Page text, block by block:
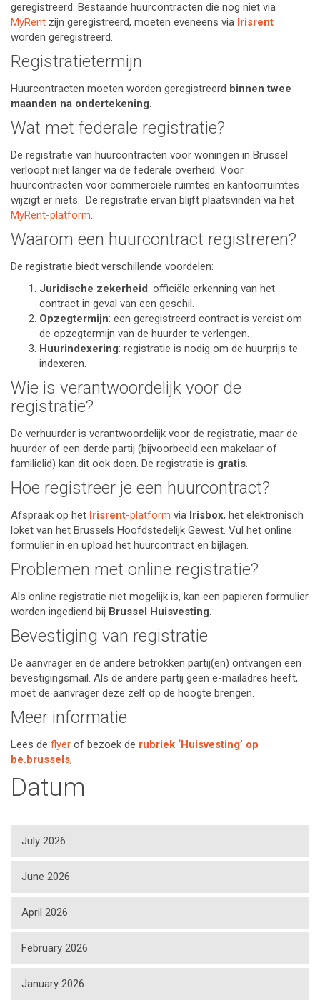
geregistreerd. Bestaande huurcontracten die nog niet via
MyRent zijn geregistreerd, moeten eveneens via Irisrent
worden geregistreerd.
Registratietermijn
Huurcontracten moeten worden geregistreerd binnen twee
maanden na ondertekening.
Wat met federale registratie?
De registratie van huurcontracten voor woningen in Brussel
verloopt niet langer via de federale overheid. Voor
huurcontracten voor commerciële ruimtes en kantoorruimtes
wijzigt er niets. De registratie ervan blijft plaatsvinden via het
MyRent-platform.
Waarom een huurcontract registreren?
De registratie biedt verschillende voordelen:
Juridische zekerheid: officiële erkenning van het
contract in geval van een geschil.
Opzegtermijn: een geregistreerd contract is vereist om
de opzegtermijn van de huurder te verlengen.
Huurindexering: registratie is nodig om de huurprijs te
indexeren.
Wie is verantwoordelijk voor de
registratie?
De verhuurder is verantwoordelijk voor de registratie, maar de
huurder of een derde partij (bijvoorbeeld een makelaar of
familielid) kan dit ook doen. De registratie is gratis.
Hoe registreer je een huurcontract?
Afspraak op het Irisrent-platform via Irisbox, het elektronisch
loket van het Brussels Hoofdstedelijk Gewest. Vul het online
formulier in en upload het huurcontract en bijlagen.
Problemen met online registratie?
Als online registratie niet mogelijk is, kan een papieren formulier
worden ingediend bij Brussel Huisvesting.
Bevestiging van registratie
De aanvrager en de andere betrokken partij(en) ontvangen een
bevestigingsmail. Als de andere partij geen e-mailadres heeft,
moet de aanvrager deze zelf op de hoogte brengen.
Meer informatie
Lees de flyer of bezoek de rubriek ‘Huisvesting’ op
be.brussels,
Datum
July 2026
June 2026
April 2026
February 2026
January 2026